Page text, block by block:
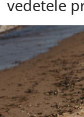
vedetele